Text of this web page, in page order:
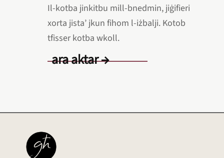
Il‑kotba jinkitbu mill‑bnedmin, jiġifieri
xorta jista’ jkun fihom l‑iżbalji. Kotob
tfisser kotba wkoll.
ara aktar →